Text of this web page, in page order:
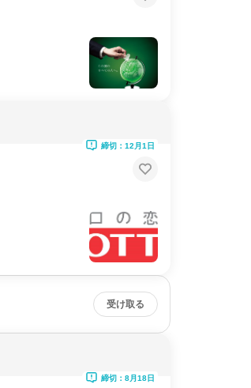
締切：12月1日
受け取る
締切：8月18日